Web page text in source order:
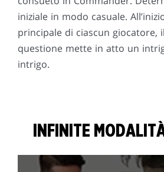
iniziale in modo casuale.
principale di ciascun giocatore,
questione mette in atto un
intrigo.
INFINITE